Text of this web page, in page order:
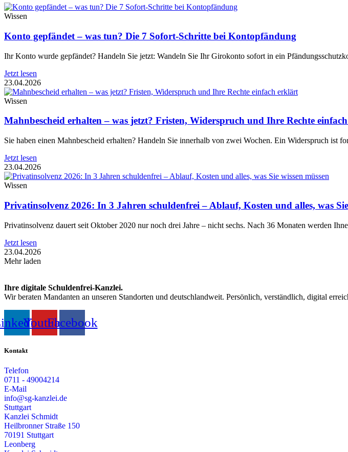
Wissen
Konto gepfändet – was tun? Die 7 Sofort-Schritte bei Kontopfändung
Ihr Konto wurde gepfändet? Handeln Sie jetzt: Wandeln Sie Ihr Girokonto sofort in ein
Jetzt lesen
23.04.2026
Wissen
Mahnbescheid erhalten – was jetzt? Fristen, Widerspruch und Ihre Rechte
Sie haben einen Mahnbescheid erhalten? Handeln Sie innerhalb von zwei Wochen. Ein Widerspruch ist
Jetzt lesen
23.04.2026
Wissen
Privatinsolvenz 2026: In 3 Jahren schuldenfrei – Ablauf, Kosten und alles, was Sie
Privatinsolvenz dauert seit Oktober 2020 nur noch drei Jahre – nicht sechs. Nach 36 Monaten werden
Jetzt lesen
23.04.2026
Mehr laden
Ihre digitale Schuldenfrei-Kanzlei.
Wir beraten Mandanten an unseren Standorten und deutschlandweit. Persönlich, verständlich, digital
YoutubeFacebook
Kontakt
Telefon
0711 - 49004214
E-Mail
info@sg-kanzlei.de
Stuttgart
Kanzlei Schmidt
Heilbronner Straße 150
70191 Stuttgart
Leonberg